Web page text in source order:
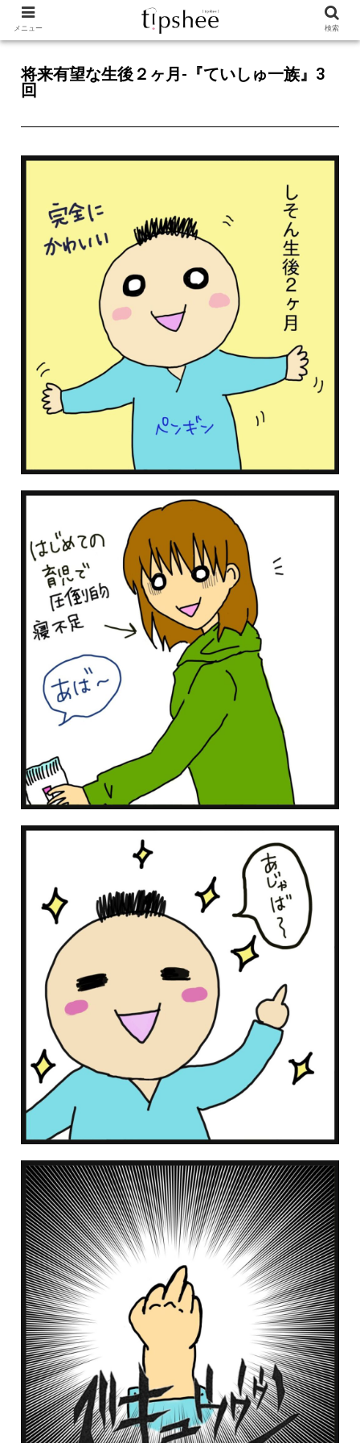
将来有望な生後２ヶ月-『ていしゅ一族』3
回
メニュー 検索